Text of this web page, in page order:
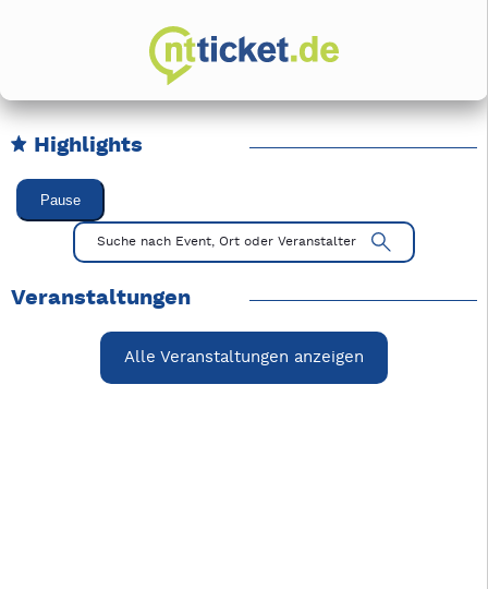
Highlights
Karussell Veranstaltungen überspringen
Pause
Mit Tab zu den Steuerelementen wechseln. Mit Pfeiltasten
Suche nach Event, Ort oder Veranstalter
Veranstaltungen
Alle Veranstaltungen anzeigen